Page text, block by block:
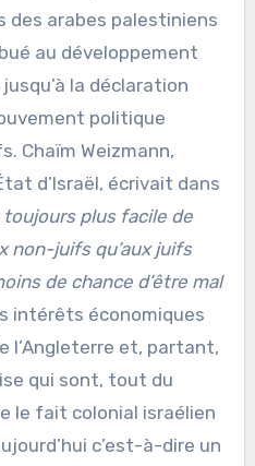
des arabes palestiniens
au développement
la déclaration
politique
Chaïm Weizmann,
d’Israël, écrivait dans
plus facile de
non-juifs qu’aux juifs
de chance d’être mal
intérêts économiques
l’Angleterre et, partant,
qui sont, tout du
le fait colonial israélien
c’est-à-dire un